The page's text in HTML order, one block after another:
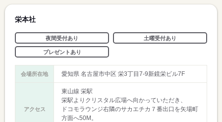
栄本社
夜間受付あり 土曜受付あり
プレゼントあり
会場所在地 愛知県 名古屋市中区 栄3丁目7-9新鏡栄ビル7F
アクセス
東山線 栄駅
栄駅よりクリスタル広場へ向かっていただき、
ドコモラウンジ右隣のサカエチカ７番出口を矢場町
方面へ50M。